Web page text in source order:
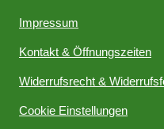
Impressum
Kontakt & Öffnungszeiten
Widerrufsrecht &
Cookie Einstellungen